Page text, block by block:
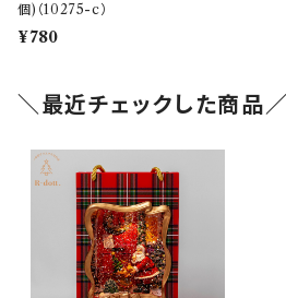
個)（10275-c）
¥780
＼最近チェックした商品／